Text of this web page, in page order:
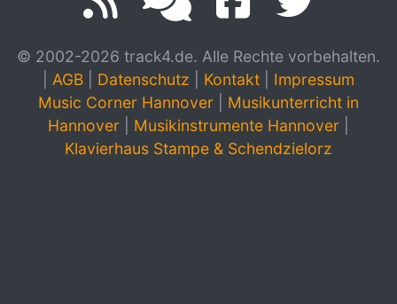
© 2002-2026 track4.de. Alle Rechte vorbehalten.
AGB Datenschutz Kontakt
Impressum
Music Corner Hannover
Musikunterricht in
Hannover
Musikinstrumente Hannover
Klavierhaus Stampe & Schendzielorz